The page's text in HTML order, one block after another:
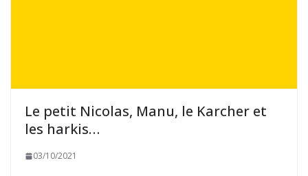
Le petit Nicolas, Manu, le Karcher et
les harkis…
03/10/2021